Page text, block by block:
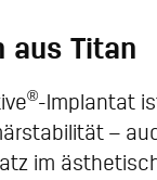
aus Titan
®-Implantat
–
im